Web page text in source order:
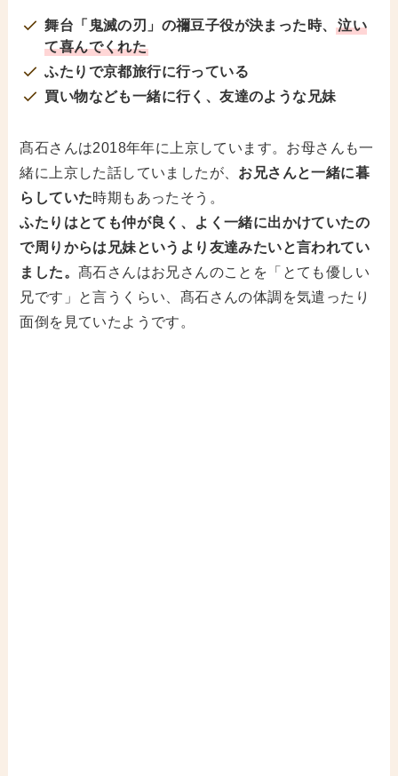
舞台「鬼滅の刃」の禰豆子役が決まった時、泣い
て喜んでくれた
ふたりで京都旅行に行っている
買い物なども一緒に行く、友達のような兄妹
髙石さんは2018年年に上京しています。お母さんも一
緒に上京した話していましたが、 お兄さんと一緒に暮
らしていた時期もあったそう。
ふたりはとても仲が良く、よく一緒に出かけていたの
で周りからは兄妹というより友達みたいと言われてい
ました。髙石さんはお兄さんのことを「とても優しい
兄です」と言うくらい、髙石さんの体調を気遣ったり
面倒を見ていたようです。